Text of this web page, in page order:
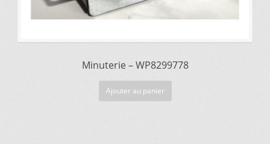
Minuterie – WP8299778
Ajouter au panier